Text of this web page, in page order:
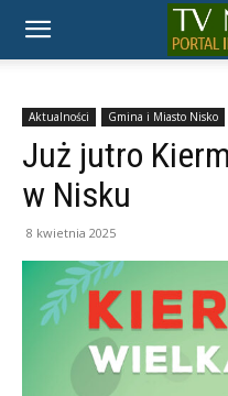
TELEWIZJA
NISKO
Aktualności Gmina i Miasto Nisko
Już jutro
w Nisku
8 kwietnia 2025